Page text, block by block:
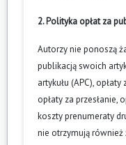
2. Polityka opłat za
Autorzy nie ponoszą
publikacją swoich
artykułu (APC),
opłaty za przesłanie,
koszty prenumeraty
nie otrzymują